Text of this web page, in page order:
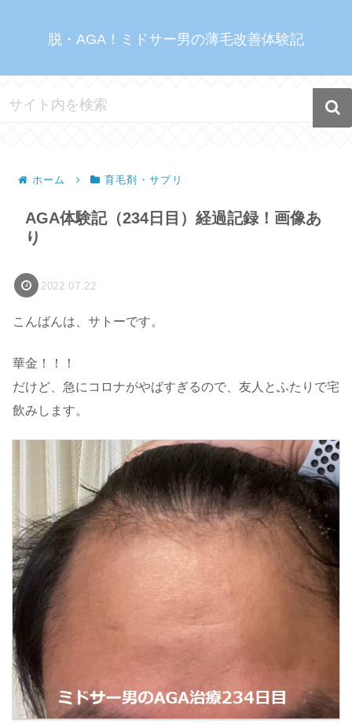
脱・AGA！ミドサー男の薄毛改善体験記
ホーム 育毛剤・サプリ
AGA体験記（234日目）経過記録！画像あ
り
2022.07.22
こんばんは、サトーです。
華金！！！
だけど、急にコロナがやばすぎるので、友人とふたりで宅
飲みします。